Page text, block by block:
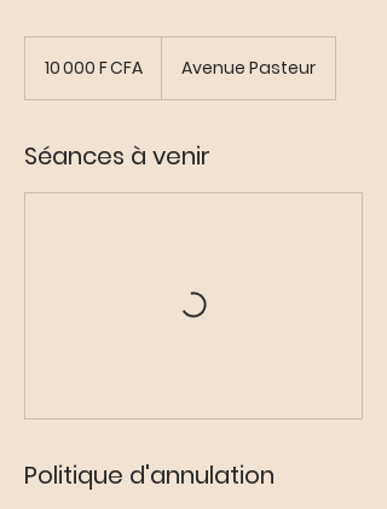
10 000 F CFA Avenue Pasteur
Séances à venir
Politique d'annulation